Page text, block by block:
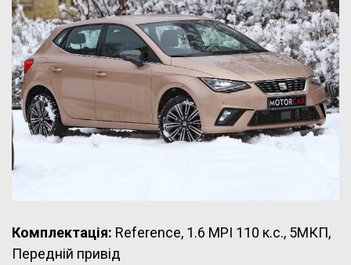
Комплектація: Reference, 1.6 MPI 110 к.с., 5МКП,
Передній привід